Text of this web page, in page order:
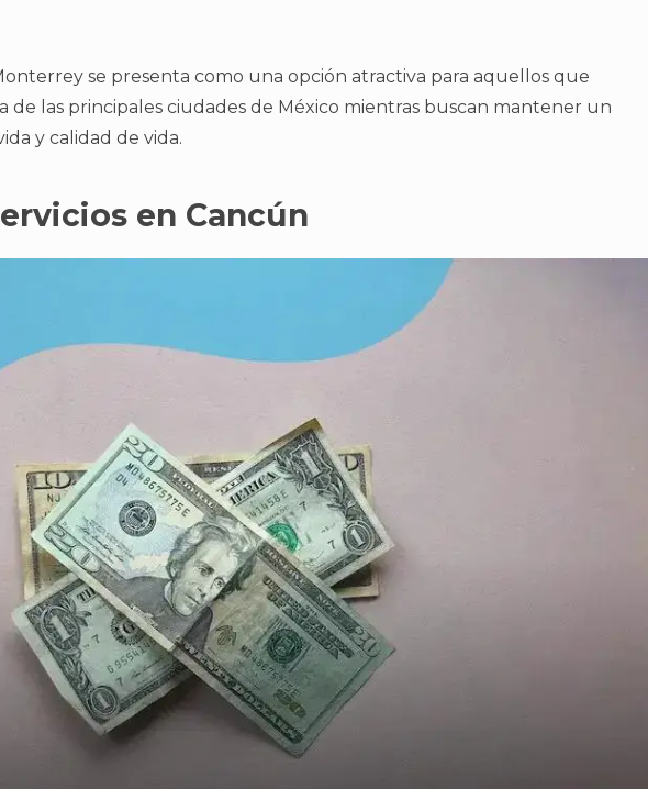
se presenta como una opción atractiva para aquellos que
de las principales ciudades de México mientras buscan mantener un
y calidad de vida.
en Cancún